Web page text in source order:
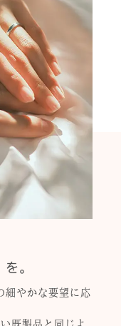
。
細やかな要望に応